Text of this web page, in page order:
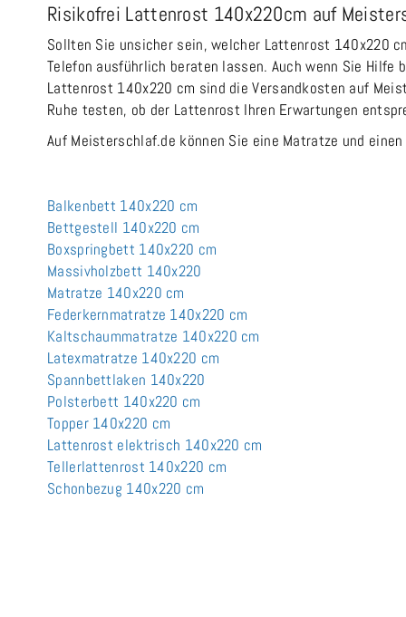
Risikofrei Lattenrost 140x220cm auf
Sollten Sie unsicher sein, welcher Lattenrost 140x220
Telefon ausführlich beraten lassen. Auch wenn Sie
Lattenrost 140x220 cm sind die Versandkosten auf
Ruhe testen, ob der Lattenrost Ihren Erwartungen
Auf Meisterschlaf.de können Sie eine Matratze und
Balkenbett 140x220 cm
Bettgestell 140x220 cm
Boxspringbett 140x220 cm
Massivholzbett 140x220
Matratze 140x220 cm
Federkernmatratze 140x220 cm
Kaltschaummatratze 140x220 cm
Latexmatratze 140x220 cm
Spannbettlaken 140x220
Polsterbett 140x220 cm
Topper 140x220 cm
Lattenrost elektrisch 140x220 cm
Tellerlattenrost 140x220 cm
Schonbezug 140x220 cm